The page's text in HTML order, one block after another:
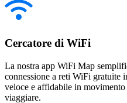
Cercatore di WiFi
La nostra app WiFi Map
connessione a reti WiFi gratuite
veloce e affidabile in
viaggiare.